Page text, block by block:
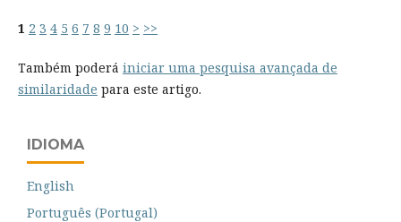
1 2 3 4 5 6 7 8 9 10 > >>
Também poderá iniciar uma pesquisa avançada de
similaridade para este artigo.
IDIOMA
English
Português (Portugal)